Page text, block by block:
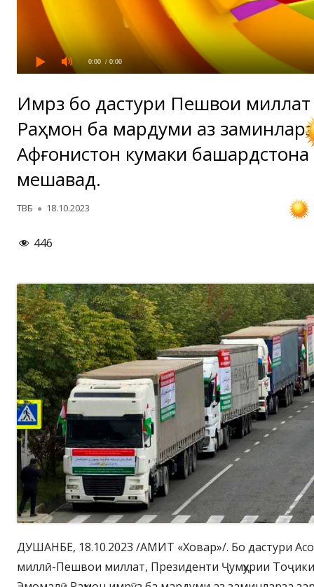
0:00 / 0:00
Имрӯз бо дастури Пешвои
Раҳмон ба мардуми аз
Афғонистон кумаки
мешавад.
Автор
ТВБ Опубликовано
18.10.2023
446
ДУШАНБЕ, 18.10.2023 /АМИТ «Ховар»/. Бо дастури
миллӣ-Пешвои миллат, Президенти Ҷумҳурии